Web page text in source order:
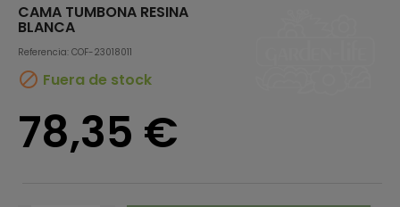
CAMA TUMBONA RESINA
BLANCA
Referencia: COF-23018011
 Fuera de stock
78,35 €